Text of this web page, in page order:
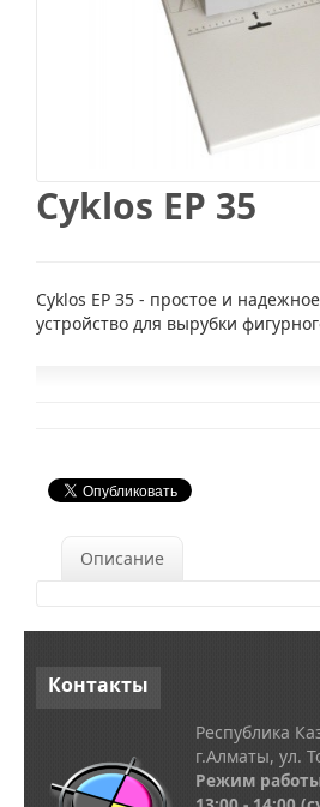
Cyklos EP 35
Cyklos ЕР 35 - простое и
устройство для вырубки
Описание
Контакты
Республика
г.Алматы, ул.
Режим